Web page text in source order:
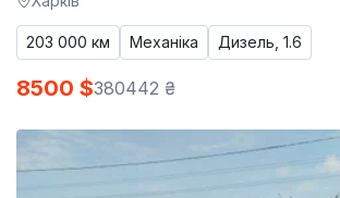
203 000 км Механіка Дизель, 1.6
8500 $380442 ₴